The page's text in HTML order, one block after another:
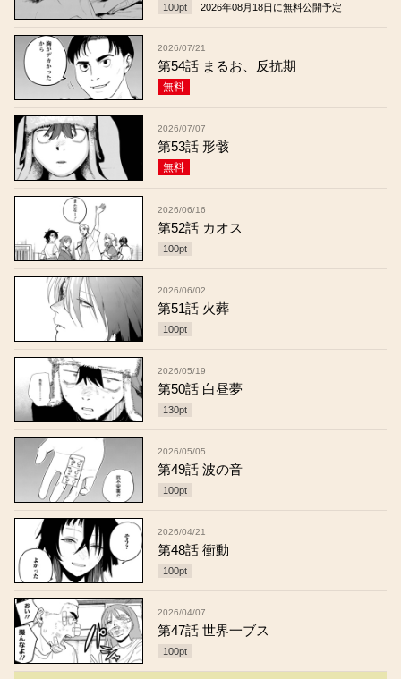
100pt 2026年08月18日 に無料公開予定
2026/07/21
第54話 まるお、反抗期
無料
2026/07/07
第53話 形骸
無料
2026/06/16
第52話 カオス
100pt
2026/06/02
第51話 火葬
100pt
2026/05/19
第50話 白昼夢
130pt
2026/05/05
第49話 波の音
100pt
2026/04/21
第48話 衝動
100pt
2026/04/07
第47話 世界一ブス
100pt